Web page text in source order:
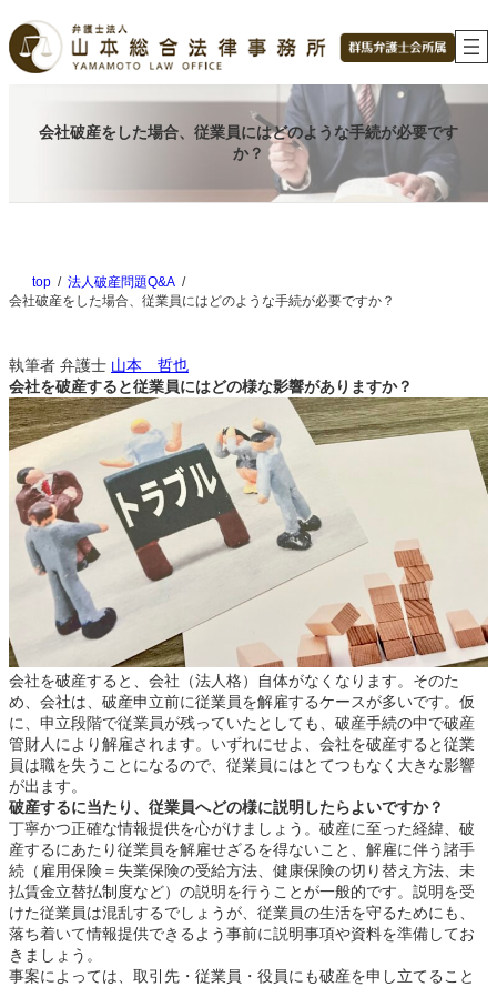
容
を
会社破産をした場合、従業員にはどのような手続が必要です
か？
top
法人破産問題Q&A
会社破産をした場合、従業員にはどのような手続が必要ですか？
執筆者 弁護士 山本 哲也
会社を破産すると従業員にはどの様な影響がありますか？
会社を破産すると、会社（法人格）自体がなくなります。そのた
め、会社は、破産申立前に従業員を解雇するケースが多いです。仮
に、申立段階で従業員が残っていたとしても、破産手続の中で破産
管財人により解雇されます。いずれにせよ、会社を破産すると従業
員は職を失うことになるので、従業員にはとてつもなく大きな影響
が出ます。
破産するに当たり、従業員へどの様に説明したらよいですか？
丁寧かつ正確な情報提供を心がけましょう。破産に至った経緯、破
産するにあたり従業員を解雇せざるを得ないこと、解雇に伴う諸手
続（雇用保険＝失業保険の受給方法、健康保険の切り替え方法、未
払賃金立替払制度など）の説明を行うことが一般的です。説明を受
けた従業員は混乱するでしょうが、従業員の生活を守るためにも、
落ち着いて情報提供できるよう事前に説明事項や資料を準備してお
きましょう。
事案によっては、取引先・従業員・役員にも破産を申し立てること